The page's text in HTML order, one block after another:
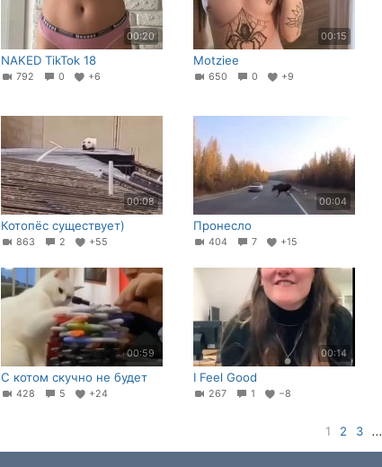
00:20
NAKED TikTok 18
792 0 +6
00:15
Motziee
650 0 +9
00:08
Котопёс существует)
863 2 +55
00:04
Пронесло
404 7 +15
00:59
С котом скучно не будет
428 5 +24
00:14
I Feel Good
267 1 −8
1 2 3 ...